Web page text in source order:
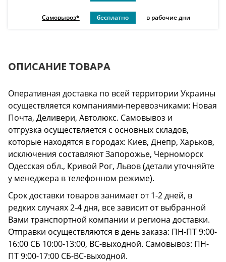
Самовывоз* бесплатно в рабочие дни
ОПИСАНИЕ ТОВАРА
Оперативная доставка по всей территории Украины
осуществляется компаниями-перевозчиками: Новая
Почта, Деливери, Автолюкс. Самовывоз и
отгрузка осуществляется с основных складов,
которые находятся в городах: Киев, Днепр, Харьков,
исключения составляют Запорожье, Черноморск
Одесская обл., Кривой Рог, Львов (детали уточняйте
у менеджера в телефонном режиме).
Срок доставки товаров занимает от 1-2 дней, в
редких случаях 2-4 дня, все зависит от выбранной
Вами транспортной компании и региона доставки.
Отправки осуществляются в день заказа: ПН-ПТ 9:00-
16:00 СБ 10:00-13:00, ВС-выходной. Самовывоз: ПН-
ПТ 9:00-17:00 СБ-ВС-выходной.